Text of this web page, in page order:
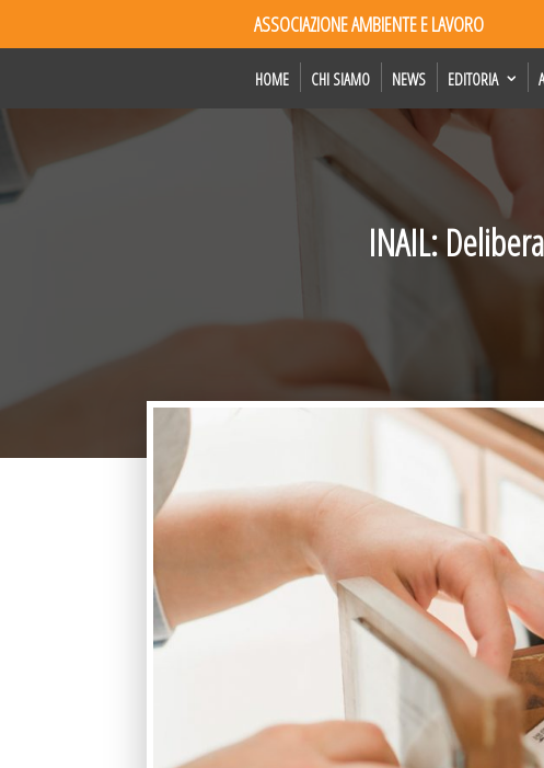
ASSOCIAZIONE AMBIENTE E LAVORO
HOME CHI SIAMO NEWS EDITORIA
INAIL: